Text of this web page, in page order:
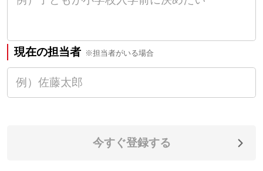
現在の担当者 ※担当者がいる場合
今すぐ登録する